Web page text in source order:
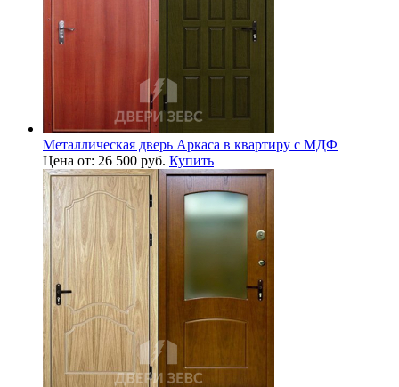
Металлическая дверь Аркаса в квартиру с МДФ
Цена от: 26 500 руб. Купить